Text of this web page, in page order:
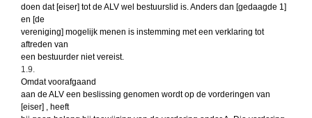
doen dat [eiser] tot de ALV wel bestuurslid is. Anders dan [gedaagde 1]
en [de
vereniging] mogelijk menen is instemming met een verklaring tot
aftreden van
een bestuurder niet vereist.
1.9.
Omdat voorafgaand
aan de ALV een beslissing genomen wordt op de vorderingen van
[eiser] , heeft